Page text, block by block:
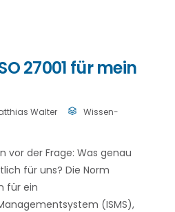
27001 für mein
Walter
Wissen-
vor der Frage: Was genau
für uns? Die Norm
für ein
(ISMS),